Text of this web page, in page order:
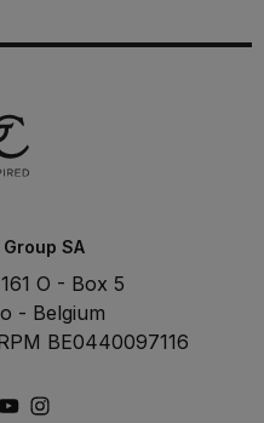
SA
O - Box 5
- Belgium
BE0440097116